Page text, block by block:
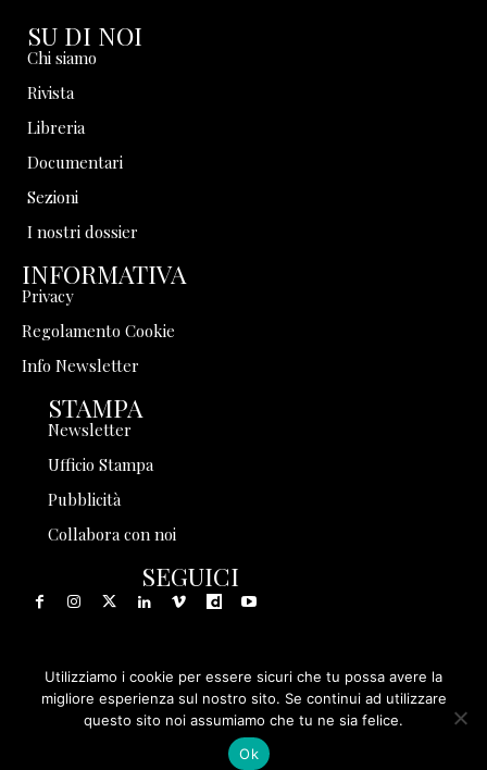
SU DI NOI
Chi siamo
Rivista
Libreria
Documentari
Sezioni
I nostri dossier
INFORMATIVA
Privacy
Regolamento Cookie
Info Newsletter
STAMPA
Newsletter
Ufficio Stampa
Pubblicità
Collabora con noi
SEGUICI
© 1999 - 2025 Storia in Rete Srl - Tutti i diritti riservati - P.
IVA 08570971005
Utilizziamo i cookie per essere sicuri che tu possa avere la
migliore esperienza sul nostro sito. Se continui ad utilizzare
questo sito noi assumiamo che tu ne sia felice.
Ok